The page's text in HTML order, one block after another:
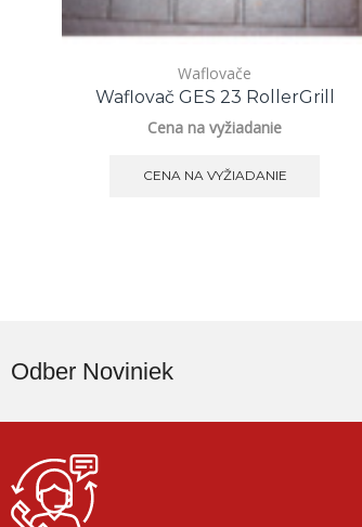
Waflovače
Waflovač GES 23 RollerGrill
Cena na vyžiadanie
CENA NA VYŽIADANIE
Odber Noviniek